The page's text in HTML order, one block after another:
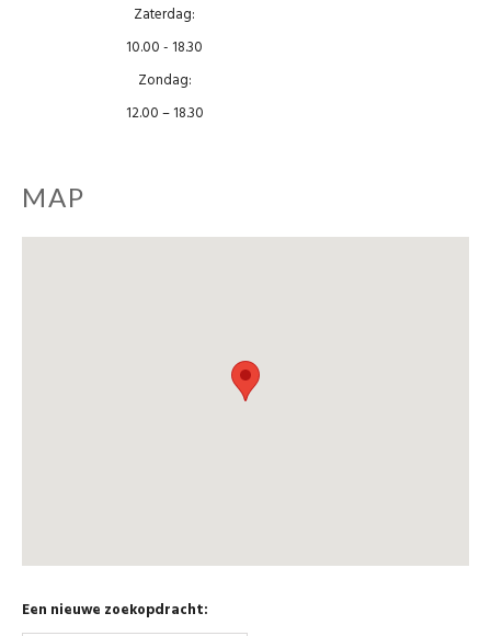
Zaterdag:
10.00 - 18.30
Zondag:
12.00 – 18.30
MAP
Een nieuwe zoekopdracht: